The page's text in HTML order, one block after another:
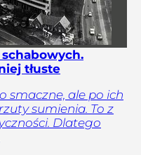
tłuste
smaczne, ale po ich
sumienia. To z
Dlatego